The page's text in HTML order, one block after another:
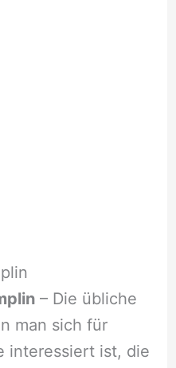
– Die übliche
man sich für
interessiert ist, die